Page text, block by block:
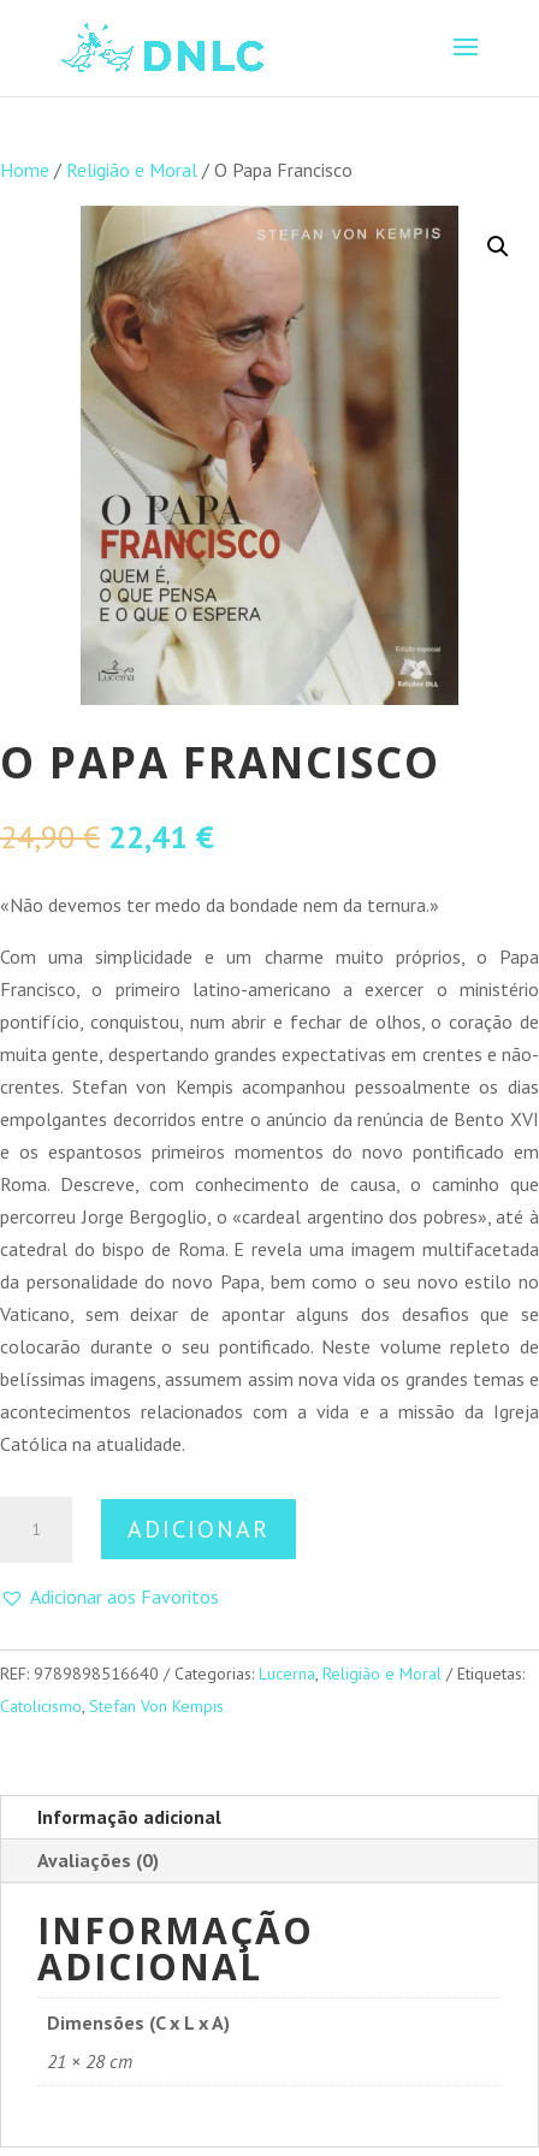
Home / Religião e Moral / O Papa Francisco
O PAPA FRANCISCO
24,90€ O
original
24,90 €.
22,41 €O
atual
22,41 €.
«Não devemos ter medo da bondade nem da ternura.»
Com uma simplicidade e um charme muito próprios, o Papa
Francisco, o primeiro latino-americano a exercer o ministério
pontifício, conquistou, num abrir e fechar de olhos, o coração de
muita gente, despertando grandes expectativas em crentes e não-
crentes. Stefan von Kempis acompanhou pessoalmente os dias
empolgantes decorridos entre o anúncio da renúncia de Bento XVI
e os espantosos primeiros momentos do novo pontificado em
Roma. Descreve, com conhecimento de causa, o caminho que
percorreu Jorge Bergoglio, o «cardeal argentino dos pobres», até à
catedral do bispo de Roma. E revela uma imagem multifacetada
da personalidade do novo Papa, bem como o seu novo estilo no
Vaticano, sem deixar de apontar alguns dos desafios que se
colocarão durante o seu pontificado. Neste volume repleto de
belíssimas imagens, assumem assim nova vida os grandes temas e
acontecimentos relacionados com a vida e a missão da Igreja
Católica na atualidade.
Papa
ADICIONAR
Adicionar aos Favoritos
REF: 9789898516640 Categorias: Lucerna, Religião e Moral
Etiquetas:
Catolicismo, Stefan Von Kempis
Informação adicional
Avaliações (0)
INFORMAÇÃO
ADICIONAL
Dimensões (C x L x A)
21 × 28 cm